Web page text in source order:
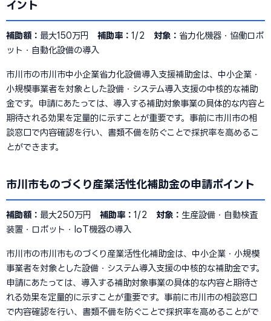
イント
補助額： 最大150万円 補助率： 1/2 対象： 省力化機器・協働ロボ
ット・自動化設備の導入
市川市の市川市中小企業省力化設備導入支援補助金は、中小企業・
小規模事業者を対象とした設備・システム導入支援の中核的な補助
金です。申請にあたっては、導入する補助対象事業の具体的な内容と
期待される効果を定量的に示すことが重要です。事前に市川市の相
談窓口で内容確認を行い、書類不備を防ぐことで採択率を高めるこ
とができます。
市川市ものづくり産業活性化補助金の申請ポイント
補助額： 最大250万円 補助率： 1/2 対象： 生産設備・自動検査
装置・ロボット・IoT機器の導入
市川市の市川市ものづくり産業活性化補助金は、中小企業・小規模
事業者を対象とした設備・システム導入支援の中核的な補助金です。
申請にあたっては、導入する補助対象事業の具体的な内容と期待さ
れる効果を定量的に示すことが重要です。事前に市川市の相談窓口
で内容確認を行い、書類不備を防ぐことで採択率を高めることがで